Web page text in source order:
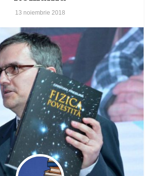
13 noiembrie 2018